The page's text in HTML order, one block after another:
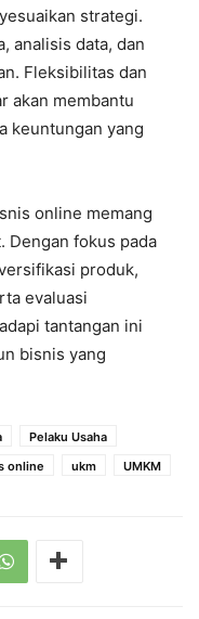
strategi.
analisis data, dan
Fleksibilitas dan
akan membantu
keuntungan yang
online memang
Dengan fokus pada
produk,
evaluasi
tantangan ini
bisnis yang
Pelaku Usaha
online ukm UMKM